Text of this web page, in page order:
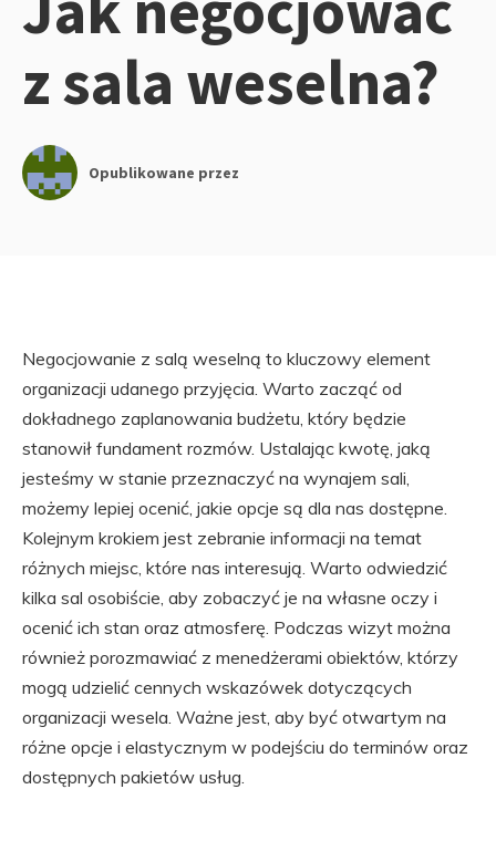
z sala weselna?
Opublikowane przez
Negocjowanie z salą weselną to kluczowy element
organizacji udanego przyjęcia. Warto zacząć od
dokładnego zaplanowania budżetu, który będzie
stanowił fundament rozmów. Ustalając kwotę, jaką
jesteśmy w stanie przeznaczyć na wynajem sali,
możemy lepiej ocenić, jakie opcje są dla nas dostępne.
Kolejnym krokiem jest zebranie informacji na temat
różnych miejsc, które nas interesują. Warto odwiedzić
kilka sal osobiście, aby zobaczyć je na własne oczy i
ocenić ich stan oraz atmosferę. Podczas wizyt można
również porozmawiać z menedżerami obiektów, którzy
mogą udzielić cennych wskazówek dotyczących
organizacji wesela. Ważne jest, aby być otwartym na
różne opcje i elastycznym w podejściu do terminów oraz
dostępnych pakietów usług.